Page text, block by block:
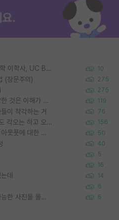
Korea University 수학, 컴퓨터과학 이학사, UC Berkeley 산업공학 대학원 공학박사가 되는 것은 쉽지 않겠죠? 10
(장문주의) 275
275
대학원생들 교수에게 가스라이팅 당한 것은 이해가 갑니다. 안타깝네요. 119
이 착각하는 거 76
석사입학예정생 분들! 제발 어느 정도 각오는 하고 오세요. 156
포스텍 억까에 대해 (동문의 학문적 아웃풋에 대한 반박) 50
40
5
16
데 14
6
정보보안 연구하는 입장에선 식별가능한 사진을 올리는건 비추이긴함 6